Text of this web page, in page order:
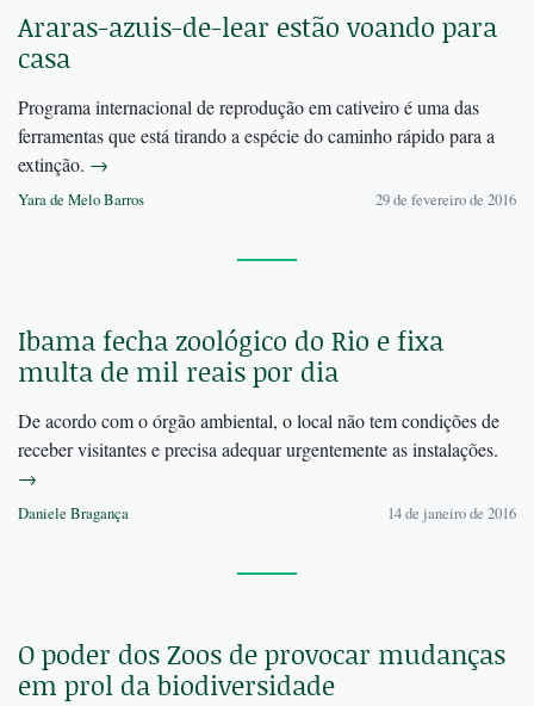
Araras-azuis-de-lear estão voando para
casa
Programa internacional de reprodução em cativeiro é uma das
ferramentas que está tirando a espécie do caminho rápido para a
extinção. →
Yara de Melo Barros 29 de fevereiro de 2016
Ibama fecha zoológico do Rio e fixa
multa de mil reais por dia
De acordo com o órgão ambiental, o local não tem condições de
receber visitantes e precisa adequar urgentemente as instalações.
→
Daniele Bragança 14 de janeiro de 2016
O poder dos Zoos de provocar mudanças
em prol da biodiversidade